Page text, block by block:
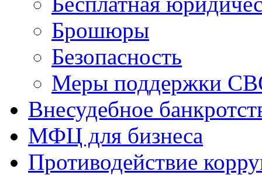
Брошюры
Безопасность
Меры поддержки
Внесудебное
МФЦ для бизнеса
Противодействие